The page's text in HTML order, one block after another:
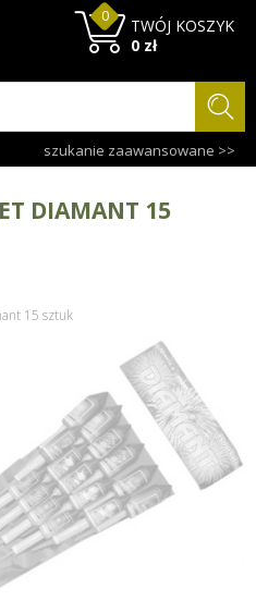
szukanie zaawansowane >>
TWÓJ KOSZYK
0
0 zł
DIAMANT 15
15 sztuk